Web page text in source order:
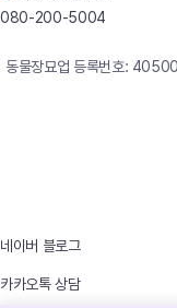
080-200-5004
동물장묘업 등록번호:
네이버 블로그
카카오톡 상담